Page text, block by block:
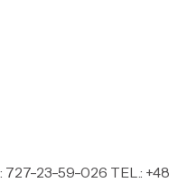
727-23-59-026 TEL.: